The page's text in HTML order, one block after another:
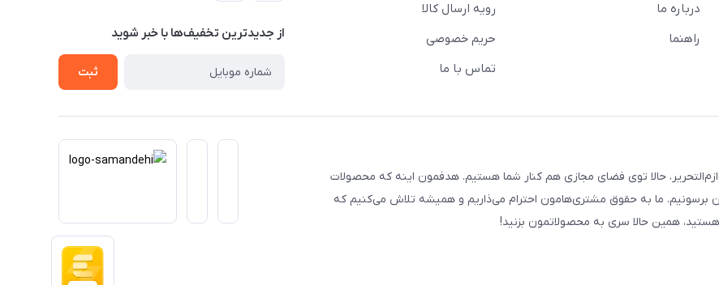
درباره ما
راهنما
رویه ارسال کالا
حریم خصوصی
تماس با ما
از جدید‌ترین تخفیف‌ها با‌ خبر شوید
ثبت
حالا توی فضای مجازی هم کنار شما هستیم. هدفمون اینه که محصولات
ما به حقوق مشتری‌هامون احترام می‌ذاریم و همیشه تلاش می‌کنیم که
همین حالا سری به محصولاتمون بزنید!